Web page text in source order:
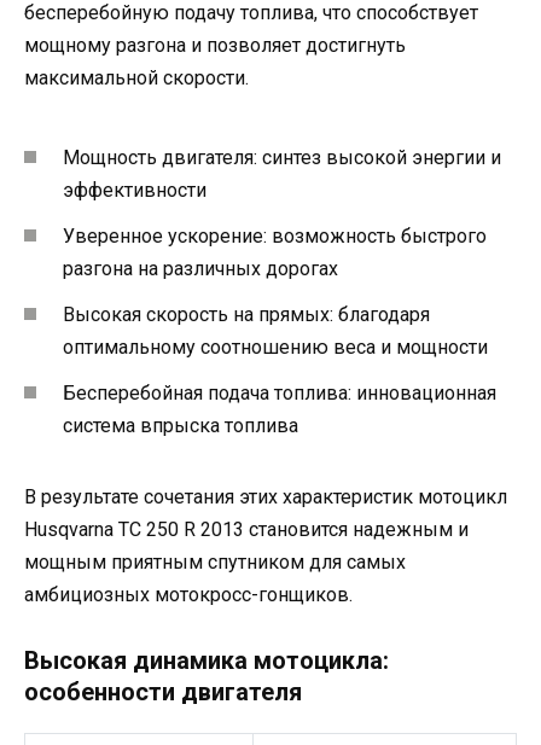
бесперебойную подачу топлива, что способствует
мощному разгона и позволяет достигнуть
максимальной скорости.
Мощность двигателя: синтез высокой энергии и
эффективности
Уверенное ускорение: возможность быстрого
разгона на различных дорогах
Высокая скорость на прямых: благодаря
оптимальному соотношению веса и мощности
Бесперебойная подача топлива: инновационная
система впрыска топлива
В результате сочетания этих характеристик мотоцикл
Husqvarna TC 250 R 2013 становится надежным и
мощным приятным спутником для самых
амбициозных мотокросс-гонщиков.
Высокая динамика мотоцикла:
особенности двигателя